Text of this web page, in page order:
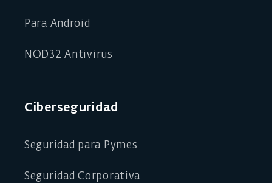
Para Android
NOD32 Antivirus
Ciberseguridad
Seguridad para Pymes
Seguridad Corporativa